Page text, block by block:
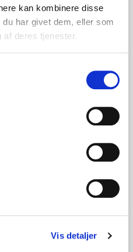
kan kombinere disse
har givet dem, eller som
af deres tjenester.
Vis detaljer
og